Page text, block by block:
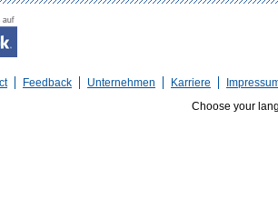
Feedback Unternehmen Karriere
Choose your